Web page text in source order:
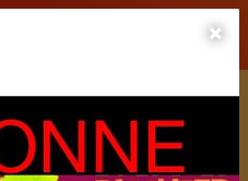
Play Store
l'app LaCarte pour suivre vos
rien rater !
tard